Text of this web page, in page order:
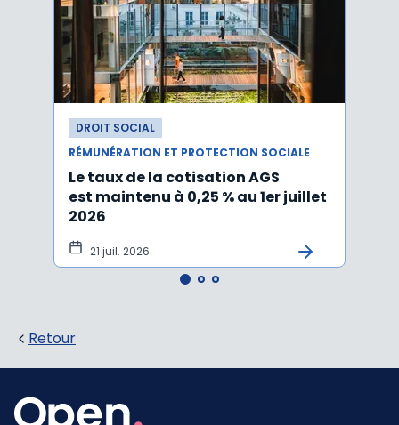
DROIT SOCIAL
RÉMUNÉRATION ET PROTECTION SOCIALE
Le taux de la cotisation AGS
est maintenu à 0,25 % au 1er juillet
2026
21 juil. 2026
Retour